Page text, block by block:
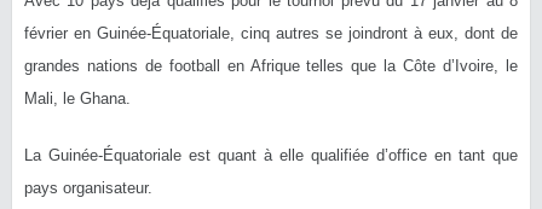
février en Guinée-Équatoriale, cinq autres se joindront à eux, dont de
grandes nations de football en Afrique telles que la Côte d’Ivoire, le
Mali, le Ghana.
La Guinée-Équatoriale est quant à elle qualifiée d’office en tant que
pays organisateur.